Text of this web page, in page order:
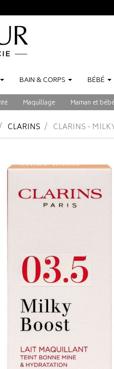
BAIN &CORPS BÉBÉ
Maquillage Maman et
CLARINS CLARINS -